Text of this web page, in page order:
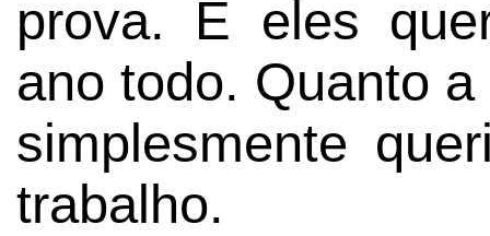
prova. E eles
ano todo. Quanto
simplesmente
trabalho.